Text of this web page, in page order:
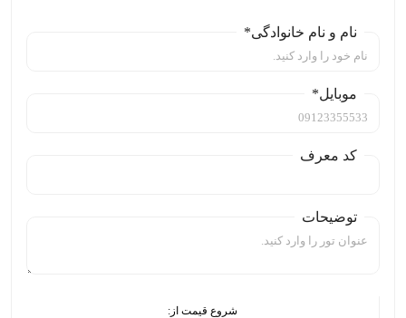
نام و نام خانوادگی*
موبایل*
کد معرف
توضیحات
شروع قیمت از: